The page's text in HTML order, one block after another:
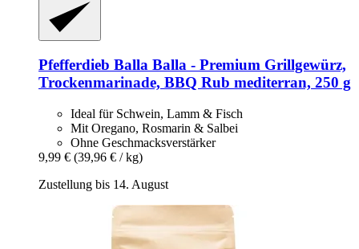
Pfefferdieb Balla Balla -​ Premium Grillgewürz,
Trockenmarinade, BBQ Rub mediterran, 250 g
Ideal für Schwein, Lamm & Fisch
Mit Oregano, Rosmarin & Salbei
Ohne Geschmacksverstärker
9,99 € (39,96 € / kg)
Zustellung bis 14. August